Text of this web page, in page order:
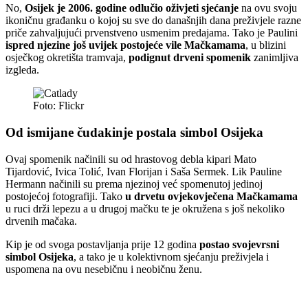
No, Osijek je 2006. godine odlučio oživjeti sjećanje na ovu svoju
ikoničnu građanku o kojoj su sve do današnjih dana preživjele razne
priče zahvaljujući prvenstveno usmenim predajama. Tako je Paulini
ispred njezine još uvijek postojeće vile Mačkamama, u blizini
osječkog okretišta tramvaja, podignut drveni spomenik zanimljiva
izgleda.
Foto: Flickr
Od ismijane čudakinje postala simbol Osijeka
Ovaj spomenik načinili su od hrastovog debla kipari Mato
Tijardović, Ivica Tolić, Ivan Florijan i Saša Sermek. Lik Pauline
Hermann načinili su prema njezinoj već spomenutoj jedinoj
postojećoj fotografiji. Tako u drvetu ovjekovječena Mačkamama
u ruci drži lepezu a u drugoj mačku te je okružena s još nekoliko
drvenih mačaka.
Kip je od svoga postavljanja prije 12 godina postao svojevrsni
simbol Osijeka, a tako je u kolektivnom sjećanju preživjela i
uspomena na ovu nesebičnu i neobičnu ženu.